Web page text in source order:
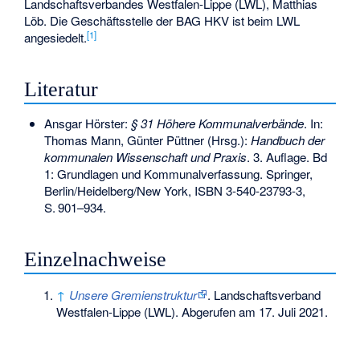
Landschaftsverbandes Westfalen-Lippe (LWL), Matthias
Löb. Die Geschäftsstelle der BAG HKV ist beim LWL
angesiedelt.[1]
Literatur
Ansgar Hörster: § 31 Höhere Kommunalverbände. In:
Thomas Mann, Günter Püttner (Hrsg.): Handbuch der
kommunalen Wissenschaft und Praxis. 3. Auflage. Bd
1: Grundlagen und Kommunalverfassung. Springer,
Berlin/Heidelberg/New York, ISBN 3-540-23793-3,
S.901–934.
Einzelnachweise
↑ Unsere Gremienstruktur
. Landschaftsverband
Westfalen-Lippe (LWL). Abgerufen am 17. Juli 2021.